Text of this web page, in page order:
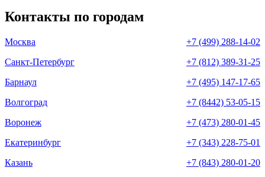
Контакты по городам
Москва
+7 (499) 288-14-02
Санкт-Петербург
+7 (812) 389-31-25
Барнаул
+7 (495) 147-17-65
Волгоград
+7 (8442) 53-05-15
Воронеж
+7 (473) 280-01-45
Екатеринбург
+7 (343) 228-75-01
Казань
+7 (843) 280-01-20